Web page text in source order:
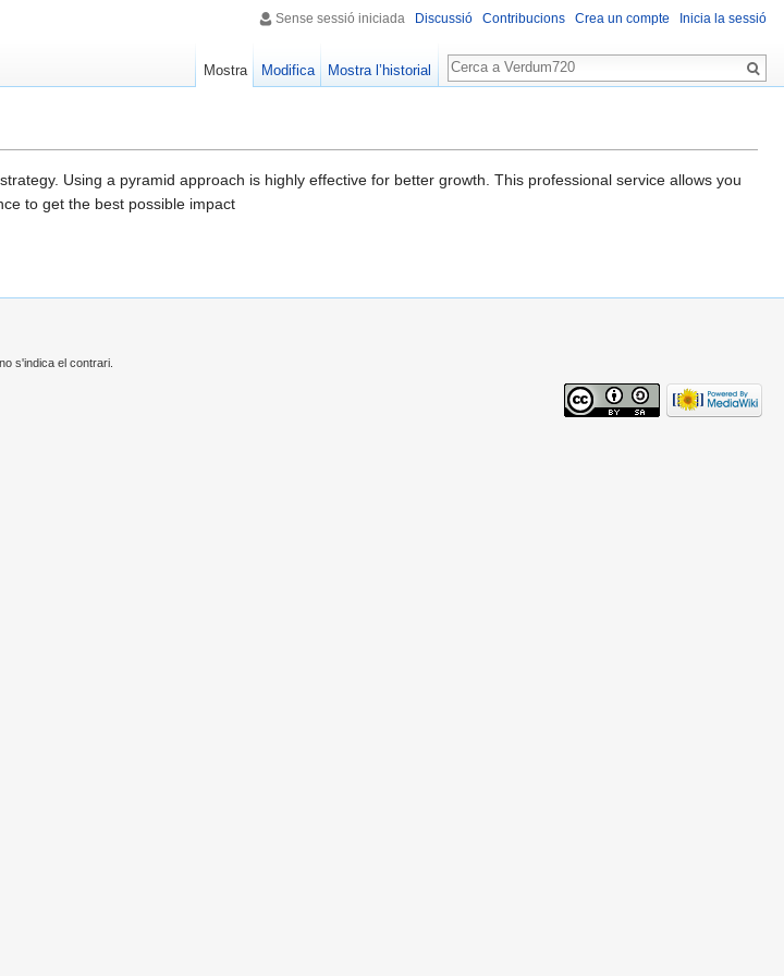
Using a pyramid approach is highly effective for better growth. This professional service allows you
to get the best possible impact
Sense sessió iniciada Discussió Contribucions Crea un compte Inicia la sessió
Mostra Modifica Mostra l’historial
Cerca
s'indica el contrari.